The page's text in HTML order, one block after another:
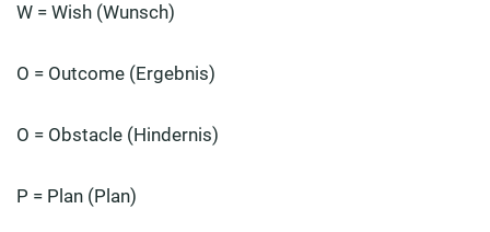
W = Wish (Wunsch)
O = Outcome (Ergebnis)
O = Obstacle (Hindernis)
P = Plan (Plan)